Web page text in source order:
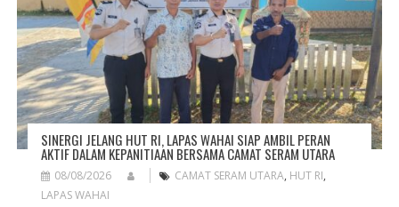
SINERGI JELANG HUT RI, LAPAS WAHAI SIAP AMBIL PERAN
AKTIF DALAM KEPANITIAAN BERSAMA CAMAT SERAM UTARA
08/08/2026 CAMAT SERAM UTARA, HUT RI,
LAPAS WAHAI